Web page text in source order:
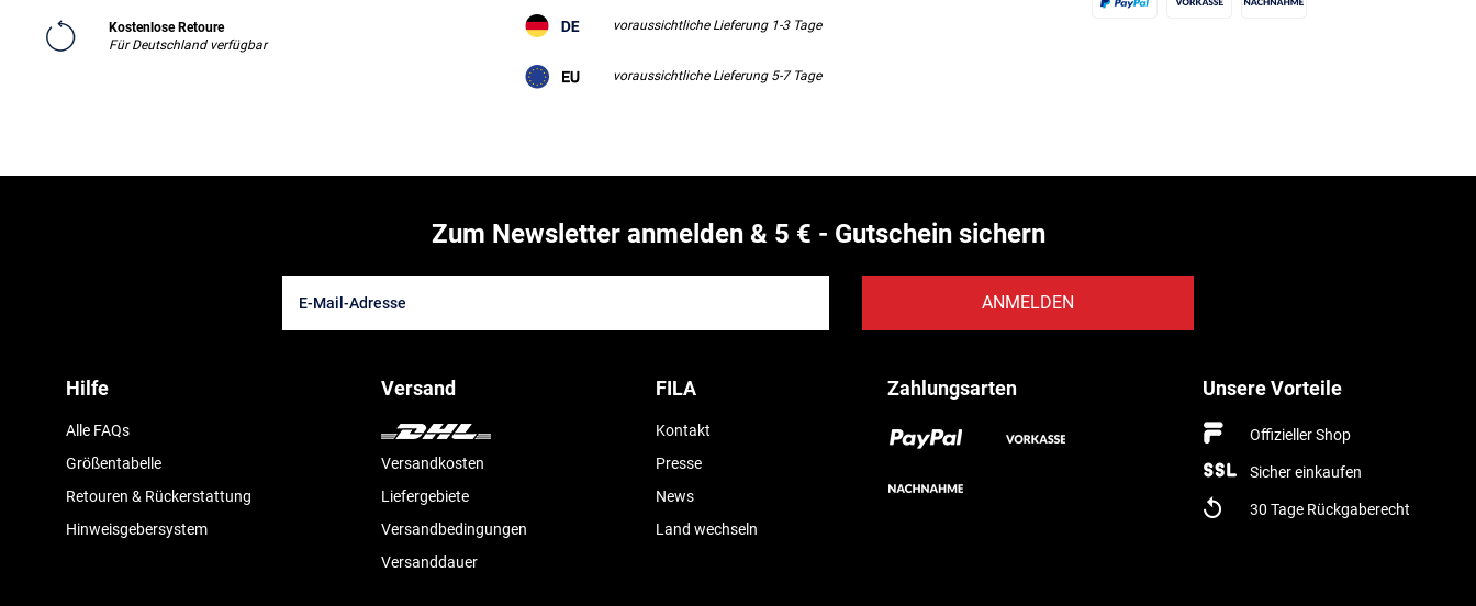
Kostenlose Retoure
Für Deutschland verfügbar
voraussichtliche Lieferung 1-3 Tage
voraussichtliche Lieferung 5-7 Tage
Zum Newsletter anmelden & 5 € - Gutschein sichern
ANMELDEN
Hilfe
Alle FAQs
Größentabelle
Retouren & Rückerstattung
Hinweisgebersystem
Versand
Versandkosten
Liefergebiete
Versandbedingungen
Versanddauer
FILA
Kontakt
Presse
News
Land wechseln
Zahlungsarten Unsere Vorteile
Offizieller Shop
Sicher einkaufen
30 Tage Rückgaberecht